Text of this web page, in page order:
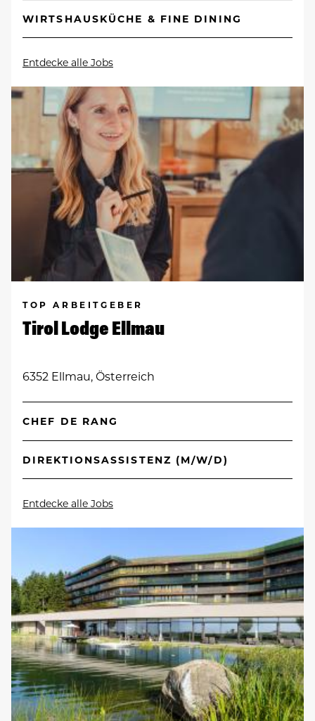
WIRTSHAUSKÜCHE & FINE DINING
Entdecke alle Jobs
TOP ARBEITGEBER
Tirol Lodge Ellmau
6352 Ellmau, Österreich
CHEF DE RANG
DIREKTIONSASSISTENZ (M/W/D)
Entdecke alle Jobs